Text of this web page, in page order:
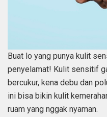
Buat lo yang punya kulit
penyelamat! Kulit sensitif
bercukur, kena debu dan
ini bisa bikin kulit
ruam yang nggak nyaman.